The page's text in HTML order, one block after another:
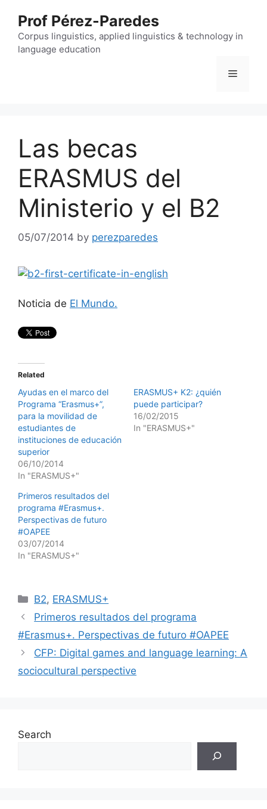
content
Prof Pérez-Paredes
Corpus linguistics, applied linguistics & technology in
language education
Menu
Las becas
ERASMUS del
Ministerio y el B2
05/07/2014 by perezparedes
Noticia de El Mundo.
Related
Ayudas en el marco del
Programa “Erasmus+”,
para la movilidad de
estudiantes de
instituciones de educación
superior
06/10/2014
In "ERASMUS+"
ERASMUS+ K2: ¿quién
puede participar?
16/02/2015
In "ERASMUS+"
Primeros resultados del
programa #Erasmus+.
Perspectivas de futuro
#OAPEE
03/07/2014
In "ERASMUS+"
Categories
B2, ERASMUS+
Primeros resultados del programa
#Erasmus+. Perspectivas de futuro #OAPEE
CFP: Digital games and language learning: A
sociocultural perspective
Search